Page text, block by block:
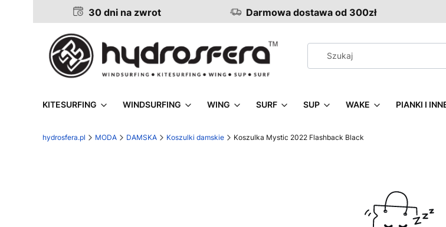
30 dni na zwrot Darmowa dostawa od 300zł
KITESURFING WINDSURFING WING SURF SUP WAKE PIANKI I
hydrosfera.pl MODA DAMSKA Koszulki damskie Koszulka Mystic 2022 Flashback Black